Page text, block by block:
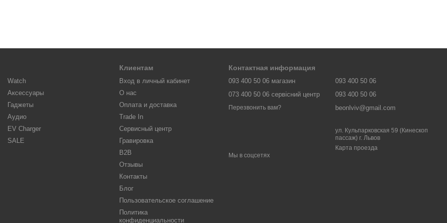
Watch
Аксессуары
Гаджеты
Аудио
EV Charger
SALE
Клиентам
Вход в личный кабинет
О нас
Оплата и доставка
Trade In
Сервисный центр
Гравировка
B2B
Отзывы
Контакты
Блог
Пользовательское соглашение
Политика
конфиденциальности
Контактная информация
093 400 50 06 магазин
073 400 50 06 сервісний центр
Перезвонить вам?
093 400 50 06
093 400 50 06
beonlviv@gmail.com
ул. Кульпарковская 59 (Кинескоп
пассаж) г. Львов
Карта проезда
Мы в соцсетях